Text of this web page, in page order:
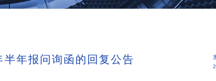
年报问询函的回复公告